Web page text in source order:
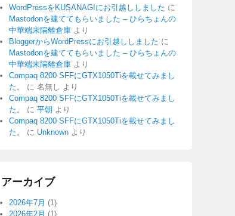
WordPressをKUSANAGIにお引越ししました に
Mastodonを建ててもらいました – ひらちょんの
中華端末隔離倉庫 より
BloggerからWordPressにお引越ししました に
Mastodonを建ててもらいました – ひらちょんの
中華端末隔離倉庫 より
Compaq 8200 SFFにGTX1050Tiを載せてみまし
た。
に 名無し より
Compaq 8200 SFFにGTX1050Tiを載せてみまし
た。
に 平朝 より
Compaq 8200 SFFにGTX1050Tiを載せてみまし
た。
に Unknown より
アーカイブ
2026年7月 (1)
2026年2月 (1)